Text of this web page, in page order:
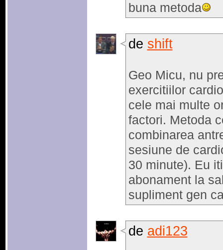
buna metoda
de shift
Geo Micu, nu
exercitiilor
cele mai multe
factori. Metoda
combinarea
sesiune de
30 minute). Eu
abonament la
supliment gen
de adi123